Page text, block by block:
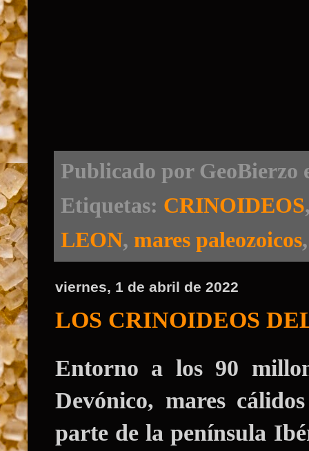
Publicado por GeoBierzo
Etiquetas: CRINOIDEOS
LEON, mares paleozoicos
viernes, 1 de abril de 2022
LOS CRINOIDEOS
Entorno a los 90
Devónico, mares
parte de la península